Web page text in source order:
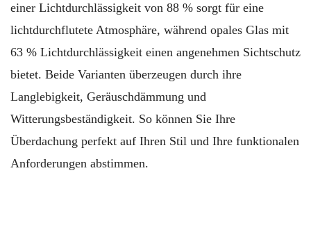
einer Lichtdurchlässigkeit von 88 % sorgt für eine
lichtdurchflutete Atmosphäre, während opales Glas mit
63 % Lichtdurchlässigkeit einen angenehmen Sichtschutz
bietet. Beide Varianten überzeugen durch ihre
Langlebigkeit, Geräuschdämmung und
Witterungsbeständigkeit. So können Sie Ihre
Überdachung perfekt auf Ihren Stil und Ihre funktionalen
Anforderungen abstimmen.